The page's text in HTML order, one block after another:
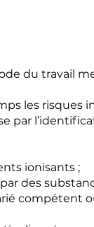
du travail
les
par
ionisants ;
des
compétent